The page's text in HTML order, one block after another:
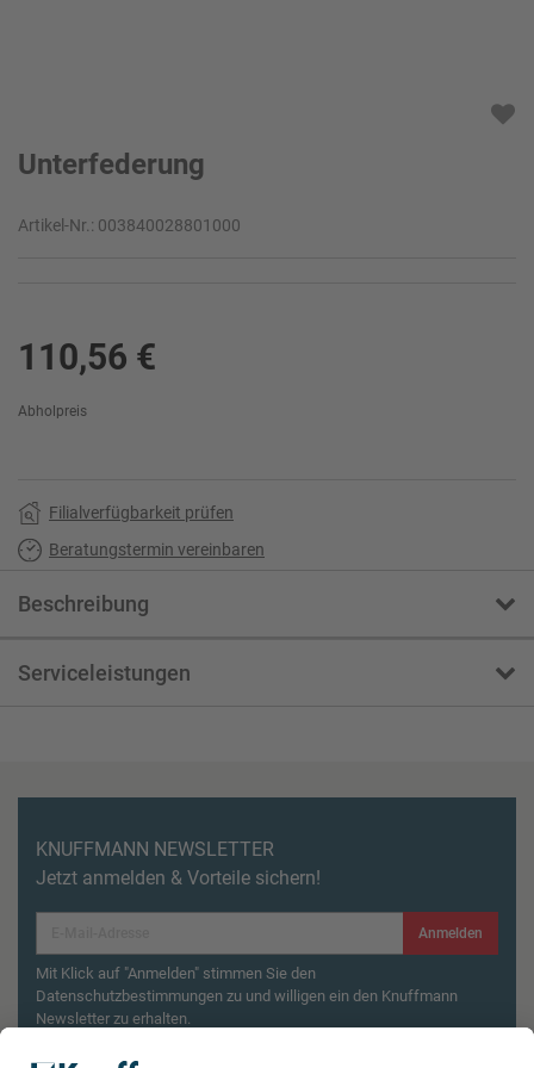
Unterfederung
Artikel-Nr.: 003840028801000
110,56 €
Abholpreis
Filialverfügbarkeit prüfen
Beratungstermin vereinbaren
Beschreibung
Serviceleistungen
KNUFFMANN NEWSLETTER
Jetzt anmelden & Vorteile sichern!
Anmelden
Mit Klick auf "Anmelden" stimmen Sie den
Datenschutzbestimmungen zu und willigen ein den Knuffmann
Newsletter zu erhalten.